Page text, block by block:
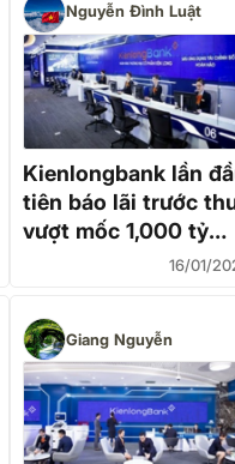
Nguyễn Đình Luật
Kienlongbank lần
tiên báo lãi trước
vượt mốc 1,000 tỷ
16/01/
Giang Nguyễn